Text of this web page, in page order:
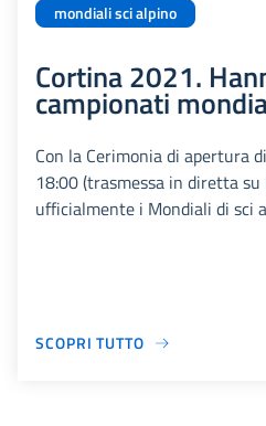
mondiali sci alpino
Cortina 2021.
campionati
Con la Cerimonia di apertura
18:00 (trasmessa in diretta
ufficialmente i Mondiali di sci
SCOPRI TUTTO